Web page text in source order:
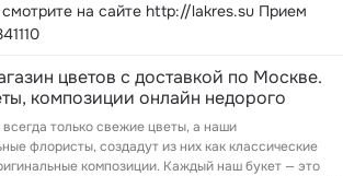
на сайте http://lakres.su Прием
цветов с доставкой по Москве.
композиции онлайн недорого
только свежие цветы, а наши
флористы, создадут из них как классические
композиции. Каждый наш букет — это